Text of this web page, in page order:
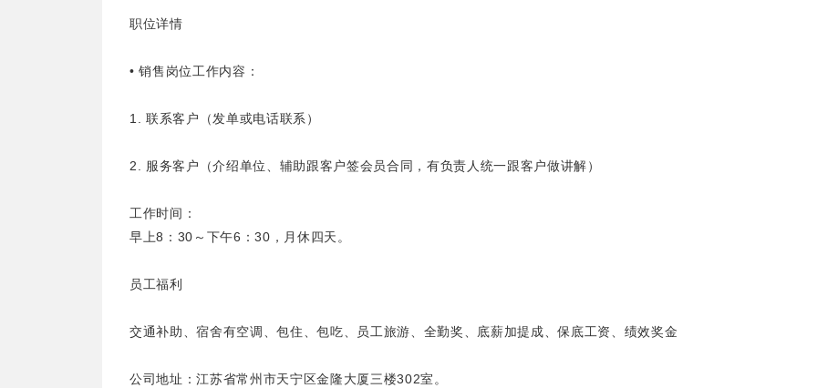
职位详情
• 销售岗位工作内容：
1. 联系客户（发单或电话联系）
2. 服务客户（介绍单位、辅助跟客户签会员合同，有负责人统一跟客户做讲解）
工作时间：
早上8：30～下午6：30，月休四天。
员工福利
交通补助、宿舍有空调、包住、包吃、员工旅游、全勤奖、底薪加提成、保底工资、绩效奖金
公司地址：江苏省常州市天宁区金隆大厦三楼302室。